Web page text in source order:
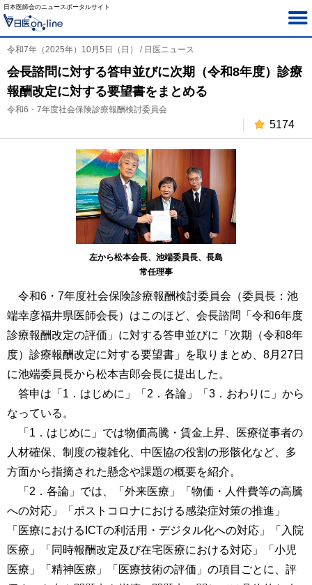
日本医師会のニュースポータルサイト
令和7年（2025年）10月5日（日） / 日医ニュース
会長諮問に対する答申並びに次期（令和8年度）診療
報酬改定に対する要望書をまとめる
令和6・7年度社会保険診療報酬検討委員会
5174
左から松本会長、池端委員長、長島
常任理事
令和6・7年度社会保険診療報酬検討委員会（委員長：池
端幸彦福井県医師会長）はこのほど、会長諮問「令和6年度
診療報酬改定の評価」に対する答申並びに「次期（令和8年
度）診療報酬改定に対する要望書」を取りまとめ、8月27日
に池端委員長から松本吉郎会長に提出した。
答申は「1．はじめに」「2．各論」「3．おわりに」から
なっている。
「1．はじめに」では物価高騰・賃金上昇、医療従事者の
人材確保、制度の複雑化、中医協の役割の形骸化など、多
方面から指摘された懸念や課題の概要を紹介。
「2．各論」では、「外来医療」「物価・人件費等の高騰
への対応」「ポストコロナにおける感染症対策の推進」
「医療におけるICTの利活用・デジタル化への対応」「入院
医療」「同時報酬改定及び在宅医療における対応」「小児
医療」「精神医療」「医療技術の評価」の項目ごとに、評